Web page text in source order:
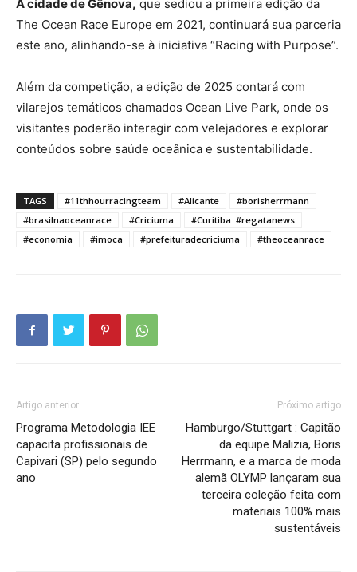
A cidade de Gênova, que sediou a primeira edição da
The Ocean Race Europe em 2021, continuará sua parceria
este ano, alinhando-se à iniciativa “Racing with Purpose”.
Além da competição, a edição de 2025 contará com
vilarejos temáticos chamados Ocean Live Park, onde os
visitantes poderão interagir com velejadores e explorar
conteúdos sobre saúde oceânica e sustentabilidade.
TAGS #11thhourracingteam #Alicante
#borisherrmann
#brasilnaoceanrace
#Criciuma
#Curitiba. #regatanews
#economia
#imoca #prefeituradecriciuma #theoceanrace
Artigo anterior
Programa Metodologia IEE
capacita profissionais de
Capivari (SP) pelo segundo
ano
Próximo artigo
Hamburgo/Stuttgart : Capitão
da equipe Malizia, Boris
Herrmann, e a marca de moda
alemã OLYMP lançaram sua
terceira coleção feita com
materiais 100% mais
sustentáveis